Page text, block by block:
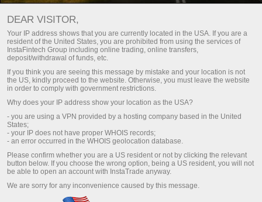
OUVRIR UN COMPTE PAMM CHEZ
INSTATRADE
Ouvrir un compte réel
Ouvrir un compte démo
DEAR VISITOR,
Your IP address shows that you are currently located in the USA. If you are a
resident of the United States, you are prohibited from using the services of
InstaFintech Group including online trading, online transfers,
deposit/withdrawal of funds, etc.
If you think you are seeing this message by mistake and your location is not
the US, kindly proceed to the website. Otherwise, you must leave the website
in order to comply with government restrictions.
Why does your IP address show your location as the USA?
- you are using a VPN provided by a hosting company based in the United
States;
- your IP does not have proper WHOIS records;
- an error occurred in the WHOIS geolocation database.
Please confirm whether you are a US resident or not by clicking the relevant
button below. If you choose the wrong option, being a US resident, you will not
be able to open an account with InstaTrade anyway.
We are sorry for any inconvenience caused by this message.